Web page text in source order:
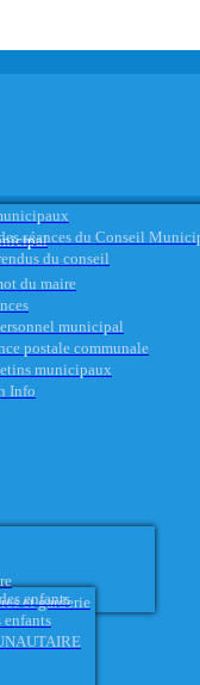
séances du Conseil
du conseil
du maire
municipal
postale communale
municipaux
Info
et garderie
enfants
enfants